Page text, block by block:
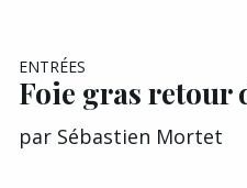
ENTRÉES
Foie gras retour
par Sébastien Mortet